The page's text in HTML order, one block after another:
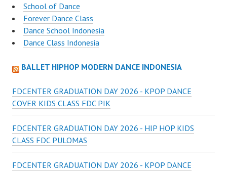
School of Dance
Forever Dance Class
Dance School Indonesia
Dance Class Indonesia
BALLET HIPHOP MODERN DANCE INDONESIA
FDCENTER GRADUATION DAY 2026 - KPOP DANCE
COVER KIDS CLASS FDC PIK
FDCENTER GRADUATION DAY 2026 - HIP HOP KIDS
CLASS FDC PULOMAS
FDCENTER GRADUATION DAY 2026 - KPOP DANCE